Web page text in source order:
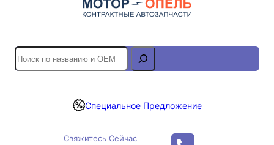
S
e
r
Специальное Предложение
Свяжитесь Сейчас